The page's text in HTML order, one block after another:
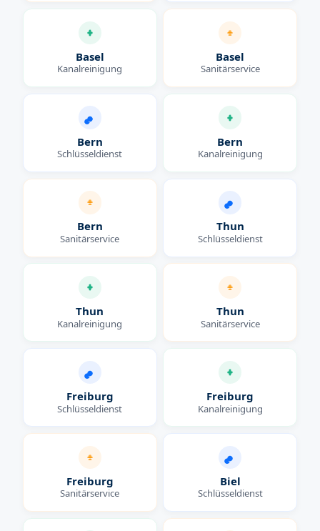
Basel
Kanalreinigung
Basel
Sanitärservice
Bern
Schlüsseldienst
Bern
Kanalreinigung
Bern
Sanitärservice
Thun
Schlüsseldienst
Thun
Kanalreinigung
Thun
Sanitärservice
Freiburg
Schlüsseldienst
Freiburg
Kanalreinigung
Freiburg
Sanitärservice
Biel
Schlüsseldienst